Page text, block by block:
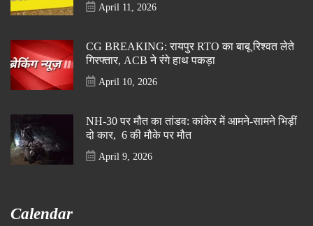
April 11, 2026
CG BREAKING: रायपुर RTO का बाबू रिश्वत लेते
गिरफ्तार, ACB ने रंगे हाथ पकड़ा
April 10, 2026
NH-30 पर मौत का तांडव: कांकेर में आमने-सामने भिड़ीं
दो कार, 6 की मौके पर मौत
April 9, 2026
Calendar